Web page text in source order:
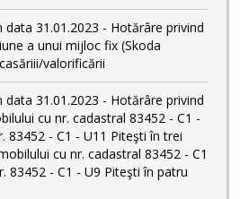
data 31.01.2023 - Hotărâre privind
a unui mijloc fix (Skoda
valorificării
data 31.01.2023 - Hotărâre privind
cu nr. cadastral 83452 - C1 -
83452 - C1 - U11 Piteşti în trei
cu nr. cadastral 83452 - C1
83452 - C1 - U9 Piteşti în patru